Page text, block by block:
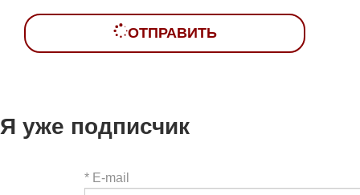
ОТПРАВИТЬ
Я уже подписчик
* E-mail